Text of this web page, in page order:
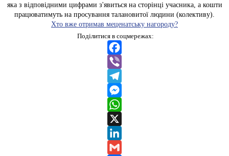
яка з відповідними цифрами з'явиться на сторінці учасника, а кошти
працюватимуть на просування талановитої людини (колективу).
Хто вже отримав меценатську нагороду?
Поділитися в соцмережах:
Facebook
Viber
Telegram
Messenger
WhatsApp
X
LinkedIn